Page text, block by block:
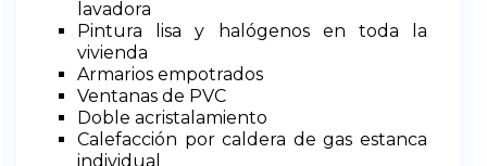
lavadora
Pintura lisa y halógenos en toda la
vivienda
Armarios empotrados
Ventanas de PVC
Doble acristalamiento
Calefacción por caldera de gas estanca
individual